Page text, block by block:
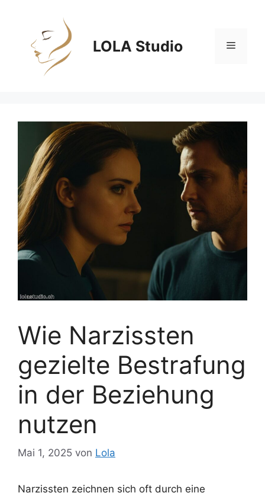
springen
LOLA Studio Menü
Wie Narzissten
gezielte Bestrafung
in der Beziehung
nutzen
Mai 1, 2025 von Lola
Narzissten zeichnen sich oft durch eine